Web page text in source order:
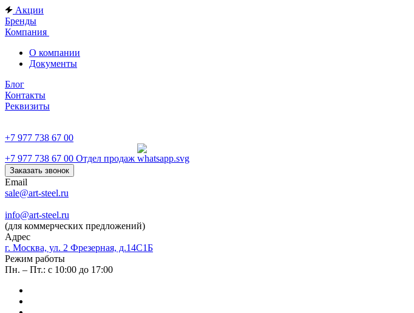
Акции
Бренды
Компания
О компании
Документы
Блог
Контакты
Реквизиты
+7 977 738 67 00
+7 977 738 67 00 Отдел продаж
Заказать звонок
Email
sale@art-steel.ru
info@art-steel.ru
(для коммерческих предложений)
Адрес
г. Москва, ул. 2 Фрезерная, д.14С1Б
Режим работы
Пн. – Пт.: с 10:00 до 17:00